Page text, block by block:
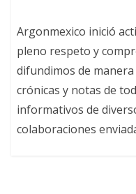
Argonmexico inició
pleno respeto y
difundimos de
crónicas y notas de
informativos de
colaboraciones